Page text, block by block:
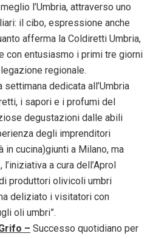
l’Umbria, attraverso uno
il cibo, espressione anche
afferma la Coldiretti Umbria,
con entusiasmo i primi tre giorni
regionale.
settimana dedicata all’Umbria
i sapori e i profumi del
degustazioni dalle abili
degli imprenditori
in cucina)giunti a Milano, ma
l’iniziativa a cura dell’Aprol
produttori olivicoli umbri
deliziato i visitatori con
oli umbri”.
– Successo quotidiano per